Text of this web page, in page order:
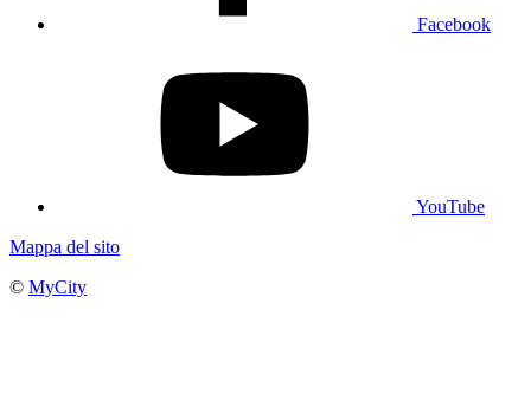
Facebook
YouTube
Mappa del sito
© MyCity